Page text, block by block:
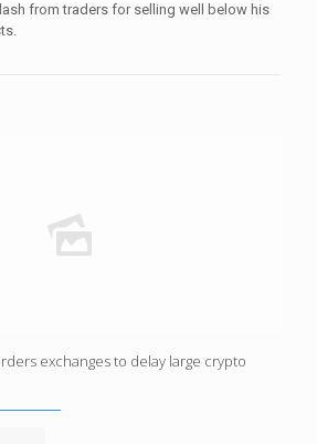
from traders for selling well below his
exchanges to delay large crypto